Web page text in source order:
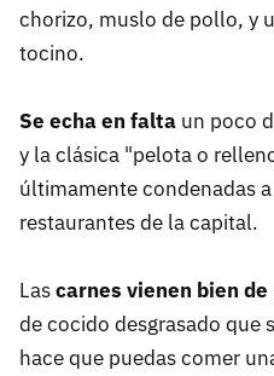
chorizo, muslo de pollo, y
tocino.
Se echa en falta un poco
y la clásica "pelota o
últimamente condenadas
restaurantes de la capital.
Lascarnes vienen bien de
de cocido desgrasado que
hace que puedas comer